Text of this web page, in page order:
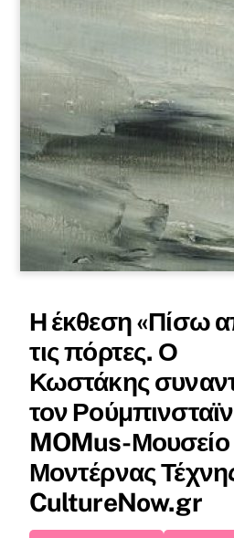
Η έκθεση «Πίσω
τις πόρτες. Ο
Κωστάκης
τον
MOMus-Μουσείο
Μοντέρνας Τέχνης
CultureNow.gr